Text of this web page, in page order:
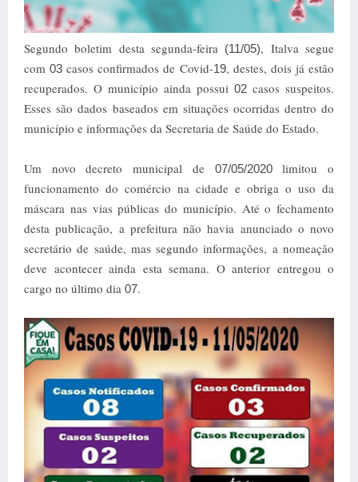
Segundo boletim desta segunda-feira (11/05), Italva segue
com03 casos confirmados de Covid-19, destes, dois já estão
recuperados. O município ainda possui 02 casos suspeitos.
Esses são dados baseados em situações ocorridas dentro do
município e informações da Secretaria de Saúde do Estado.
Um novo decreto municipal de 07/05/2020limitou o
funcionamento do comércio na cidade e obriga o uso da
máscara nas vias públicas do município. Até o fechamento
desta publicação, a prefeitura não havia anunciado o novo
secretário de saúde, mas segundo informações, a nomeação
deve acontecer ainda esta semana. O anterior entregou o
cargo no último dia 07.